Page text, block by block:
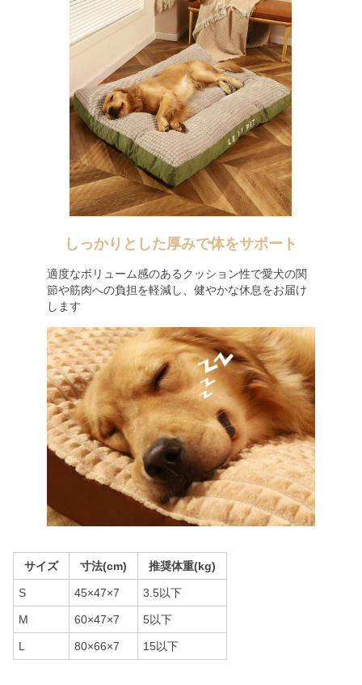
しっかりとした厚みで体をサポート
適度なボリューム感のあるクッション性で愛犬の関
節や筋肉への負担を軽減し、健やかな休息をお届け
します
サイズ 寸法(cm) 推奨体重(kg)
S 45×47×7 3.5以下
M 60×47×7 5以下
L 80×66×7 15以下